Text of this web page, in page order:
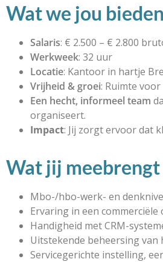
Wat we jou bieden
Salaris: € 2.500 – € 2.800
Werkweek: 32 uur
Locatie: Kantoor in hartje
Vrijheid & groei: Ruimte
Een hecht, informeel team
organiseert.
Impact: Jij zorgt ervoor dat
Wat jij meebrengt
Mbo-/hbo-werk- en
Ervaring in een
Handigheid met CRM-
Uitstekende beheersing van
Servicegerichte instelling,